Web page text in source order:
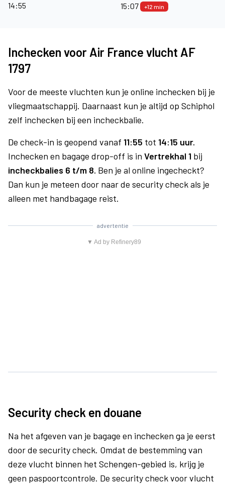
14:55
15:07
+12 min
Inchecken voor Air France vlucht AF
1797
Voor de meeste vluchten kun je online inchecken bij je
vliegmaatschappij. Daarnaast kun je altijd op Schiphol
zelf inchecken bij een incheckbalie.
De check-in is geopend vanaf 11:55 tot 14:15 uur.
Inchecken en bagage drop-off is in Vertrekhal 1 bij
incheckbalies 6 t/m 8. Ben je al online ingecheckt?
Dan kun je meteen door naar de security check als je
alleen met handbagage reist.
advertentie
▼ Ad by Refinery89
Security check en douane
Na het afgeven van je bagage en inchecken ga je eerst
door de security check. Omdat de bestemming van
deze vlucht binnen het Schengen-gebied is, krijg je
geen paspoortcontrole. De security check voor vlucht